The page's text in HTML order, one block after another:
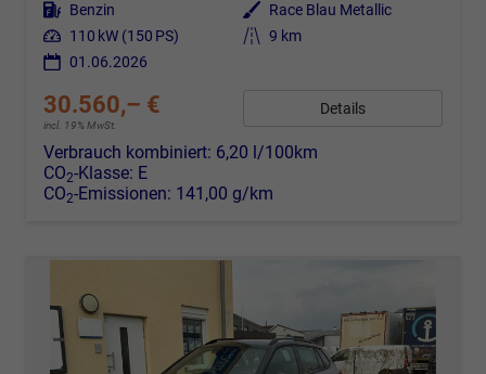
Kraftstoff Benzin Außenfarbe
Race Blau Metallic
Leistung 110 kW (150 PS) Kilometerstand 9 km
01.06.2026
30.560,– €
incl. 19% MwSt.
Details
Verbrauch kombiniert: 6,20 l/100km
CO2-Klasse: E
CO2-Emissionen: 141,00 g/km